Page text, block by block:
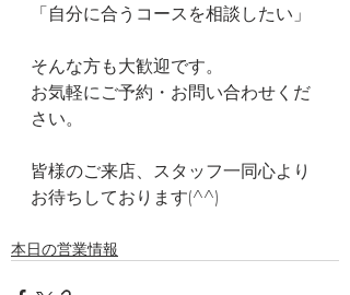
「自分に合うコースを相談したい」
そんな方も大歓迎です。
お気軽にご予約・お問い合わせくだ
さい。
皆様のご来店、スタッフ一同心より
お待ちしております(^^)
本日の営業情報